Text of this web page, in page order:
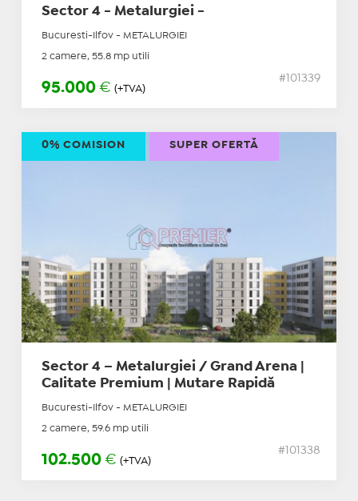
Sector 4 - Metalurgiei -
Bucuresti-Ilfov - METALURGIEI
2 camere, 55.8 mp utili
95.000 € (+TVA)
#101339
Sector 4 – Metalurgiei / Grand Arena |
Calitate Premium | Mutare Rapidă
Bucuresti-Ilfov - METALURGIEI
2 camere, 59.6 mp utili
102.500 € (+TVA)
#101338
0% COMISION SUPER OFERTĂ